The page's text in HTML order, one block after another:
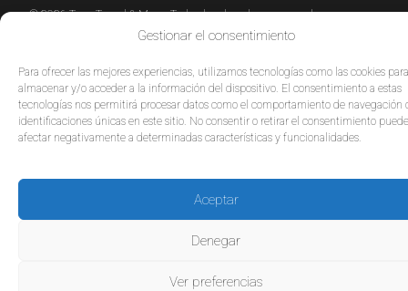
Gestionar el consentimiento
Para ofrecer las mejores experiencias, utilizamos tecnologías como las cookies para
almacenar y/o acceder a la información del dispositivo. El consentimiento a estas
tecnologías nos permitirá procesar datos como el comportamiento de navegación
identificaciones únicas en este sitio. No consentir o retirar el consentimiento puede
afectar negativamente a determinadas características y funcionalidades.
Aceptar
Denegar
Ver preferencias
© 2026 Tour Travel & More. Todos los derechos reservados.